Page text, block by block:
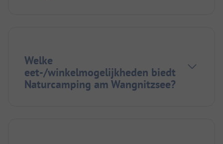
Welke
eet-/winkelmogelijkheden biedt
Naturcamping am Wangnitzsee?